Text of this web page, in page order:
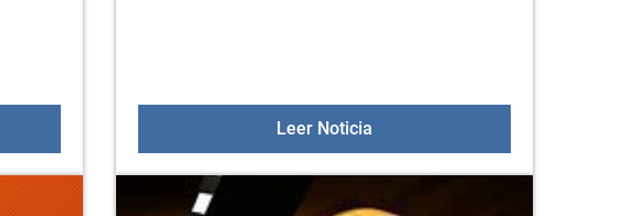
abre el plazo para la prematrícula
Leer Noticia